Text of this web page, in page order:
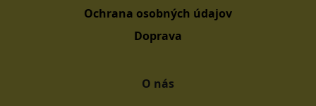
Ochrana osobných údajov
Doprava
O nás